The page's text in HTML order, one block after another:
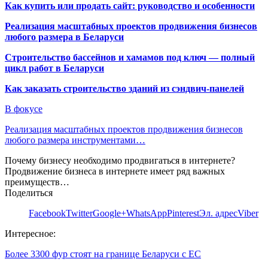
Как купить или продать сайт: руководство и особенности
Реализация масштабных проектов продвижения бизнесов
любого размера в Беларуси
Строительство бассейнов и хамамов под ключ — полный
цикл работ в Беларуси
Как заказать строительство зданий из сэндвич-панелей
В фокусе
Реализация масштабных проектов продвижения бизнесов
любого размера инструментами…
Почему бизнесу необходимо продвигаться в интернете?
Продвижение бизнеса в интернете имеет ряд важных
преимуществ…
Поделиться
FacebookTwitterGoogle+WhatsAppPinterestЭл. адресViber
Интересное:
Более 3300 фур стоят на границе Беларуси с ЕС